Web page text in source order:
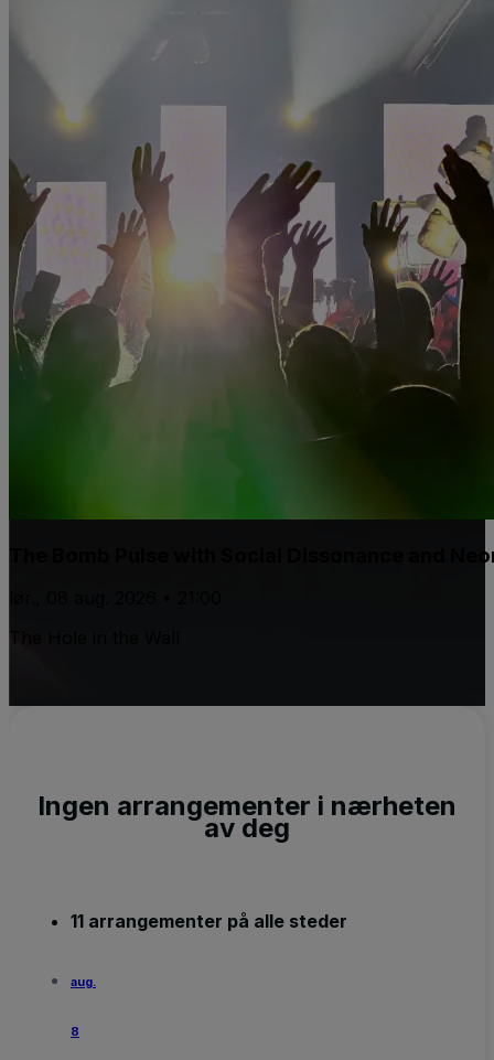
The Bomb Pulse with Social Dissonance and
The Hole in the Wall
Ingen arrangementer i nærheten
av deg
11 arrangementer på alle steder
aug.
8